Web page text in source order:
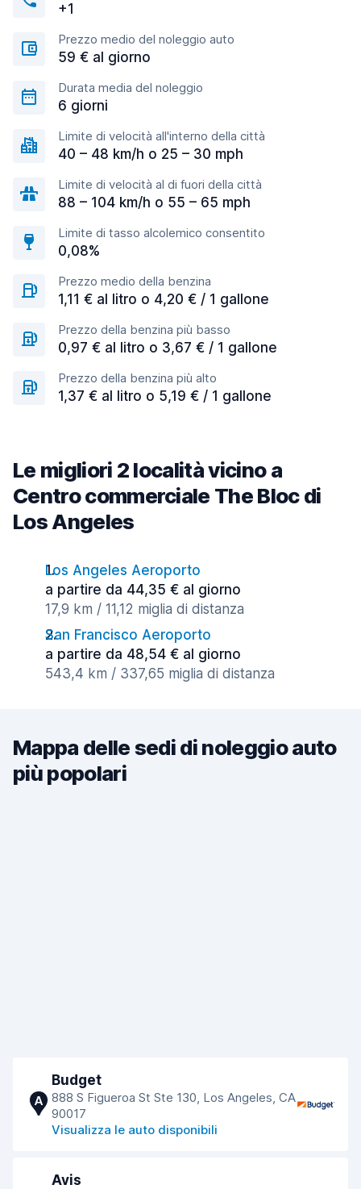
+1
Prezzo medio del noleggio auto
59 € al giorno
Durata media del noleggio
6 giorni
Limite di velocità all'interno della città
40 – 48 km/h o 25 – 30 mph
Limite di velocità al di fuori della città
88 – 104 km/h o 55 – 65 mph
Limite di tasso alcolemico consentito
0,08%
Prezzo medio della benzina
1,11 € al litro o 4,20 € / 1 gallone
Prezzo della benzina più basso
0,97 € al litro o 3,67 € / 1 gallone
Prezzo della benzina più alto
1,37 € al litro o 5,19 € / 1 gallone
Le migliori 2 località vicino a
Centro commerciale The Bloc di
Los Angeles
Los Angeles Aeroporto
a partire da 44,35 € al giorno
17,9 km / 11,12 miglia di distanza
San Francisco Aeroporto
a partire da 48,54 € al giorno
543,4 km / 337,65 miglia di distanza
Mappa delle sedi di noleggio auto
più popolari
A
Budget
888 S Figueroa St Ste 130, Los Angeles, CA
90017
Visualizza le auto disponibili
Avis